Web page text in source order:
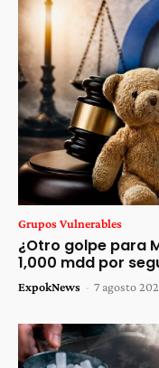
Grupos Vulnerables
¿Otro golpe para
1,000 mdd por
ExpokNews - 7 agosto